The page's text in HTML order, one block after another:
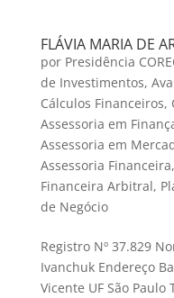
FLÁVIA MARIA DE
por Presidência
de Investimentos,
Cálculos Financeiros,
Assessoria em
Assessoria em
Assessoria Financeira,
Financeira Arbitral,
de Negócio
Registro Nº 37.829
Ivanchuk Endereço
Vicente UF São Paulo